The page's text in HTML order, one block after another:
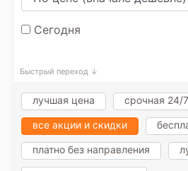
Сегодня
Быстрый переход ↓
лучшая цена срочная 24/
все акции и скидки
платно без направления